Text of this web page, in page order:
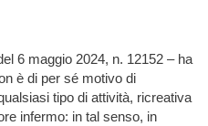
6 maggio 2024, n. 12152 – ha
è di per sé motivo di
tipo di attività, ricreativa
infermo: in tal senso, in